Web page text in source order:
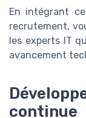
En intégrant
recrutement,
les experts IT
avancement
continue